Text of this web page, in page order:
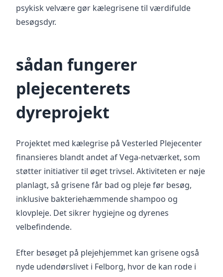
psykisk velvære gør kælegrisene til værdifulde
besøgsdyr.
sådan fungerer
plejecenterets
dyreprojekt
Projektet med kælegrise på Vesterled Plejecenter
finansieres blandt andet af Vega-netværket, som
støtter initiativer til øget trivsel. Aktiviteten er nøje
planlagt, så grisene får bad og pleje før besøg,
inklusive bakteriehæmmende shampoo og
klovpleje. Det sikrer hygiejne og dyrenes
velbefindende.
Efter besøget på plejehjemmet kan grisene også
nyde udendørslivet i Felborg, hvor de kan rode i